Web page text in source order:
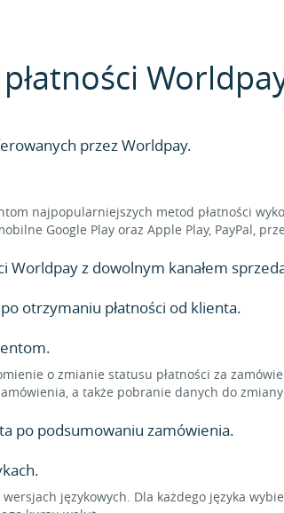
przez Worldpay.
najpopularniejszych metod płatności
Google Play oraz Apple Play, PayPal,
Worldpay z dowolnym kanałem
otrzymaniu płatności od klienta.
o zmianie statusu płatności za
a także pobranie danych do
po podsumowaniu zamówienia.
językowych. Dla każdego języka